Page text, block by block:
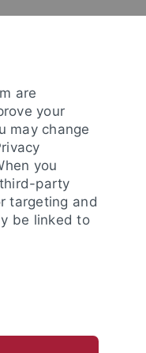
are
your
may change
you
party
targeting and
be linked to